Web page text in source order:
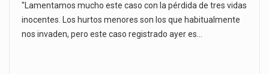
"Lamentamos mucho este caso con la pérdida de tres vidas
inocentes. Los hurtos menores son los que habitualmente
nos invaden, pero este caso registrado ayer es…